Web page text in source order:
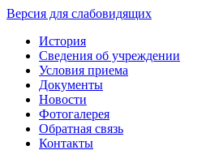
Версия для слабовидящих
История
Сведения об учреждении
Условия приема
Документы
Новости
Фотогалерея
Обратная связь
Контакты